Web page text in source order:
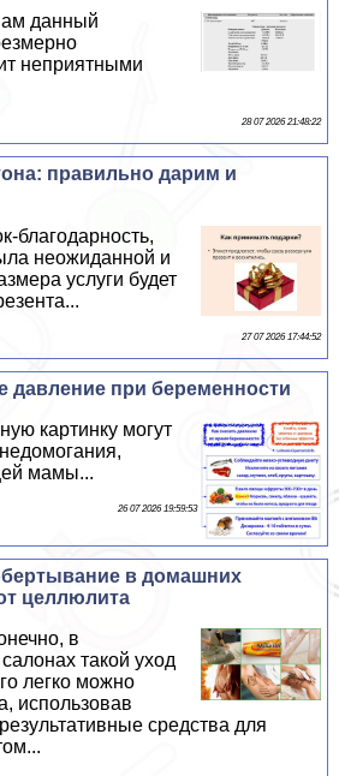
данный
неприятными
28 07 2026 21:48:22
правильно дарим и
благодарность,
неожиданной и
услуги будет
27 07 2026 17:44:52
давление при беременности
картинку могут
мамы...
26 07 2026 19:59:53
в домашних
целлюлита
в
такой уход
легко можно
использовав
средства для